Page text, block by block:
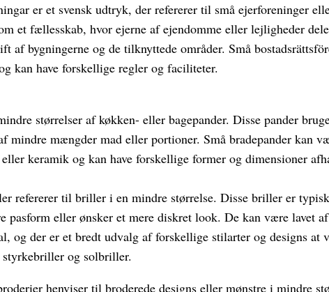
er et svensk udtryk, der refererer til små ejerforeninger
et fællesskab, hvor ejerne af ejendomme eller lejligheder
af bygningerne og de tilknyttede områder. Små
kan have forskellige regler og faciliteter.
størrelser af køkken- eller bagepander. Disse pander
mindre mængder mad eller portioner. Små bradepander kan
keramik og kan have forskellige former og dimensioner
refererer til briller i en mindre størrelse. Disse briller er
pasform eller ønsker et mere diskret look. De kan være lavet
og der er et bredt udvalg af forskellige stilarter og designs at
og solbriller.
henviser til broderede designs eller mønstre i mindre